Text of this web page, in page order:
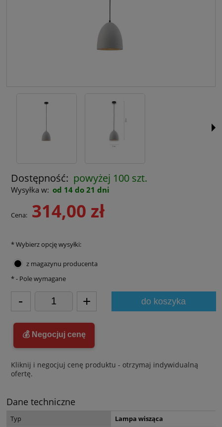
Dostępność: powyżej 100 szt.
Wysyłka w: od 14 do 21 dni
Cena: 314,00 zł
*Wybierz opcję wysyłki:
z magazynu producenta
- + do koszyka
*- Pole wymagane
💰 Negocjuj cenę
Kliknij i negocjuj cenę produktu - otrzymaj indywidualną
ofertę.
Dane techniczne
Typ
Lampa wisząca